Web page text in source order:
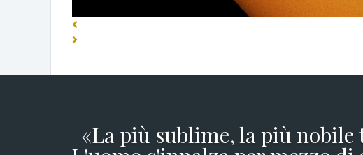
«La più sublime, la più nobile